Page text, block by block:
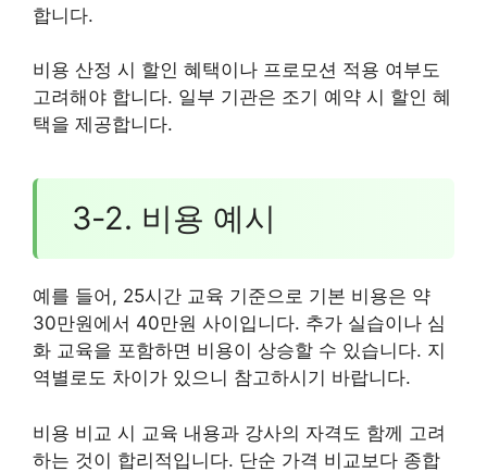
합니다.
비용 산정 시 할인 혜택이나 프로모션 적용 여부도
고려해야 합니다. 일부 기관은 조기 예약 시 할인 혜
택을 제공합니다.
3-2. 비용 예시
예를 들어, 25시간 교육 기준으로 기본 비용은 약
30만원에서 40만원 사이입니다. 추가 실습이나 심
화 교육을 포함하면 비용이 상승할 수 있습니다. 지
역별로도 차이가 있으니 참고하시기 바랍니다.
비용 비교 시 교육 내용과 강사의 자격도 함께 고려
하는 것이 합리적입니다. 단순 가격 비교보다 종합